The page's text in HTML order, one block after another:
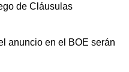
de Cláusulas
anuncio en el BOE serán